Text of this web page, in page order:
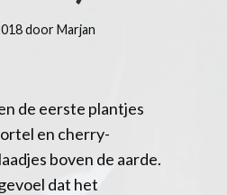
door Marjan
de eerste plantjes
en cherry-
boven de aarde.
dat het